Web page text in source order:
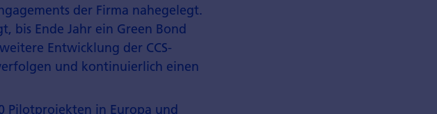
der Firma nahegelegt.
bis Ende Jahr ein Green Bond
Entwicklung der CCS-
und kontinuierlich einen
Pilotprojekten in Europa und